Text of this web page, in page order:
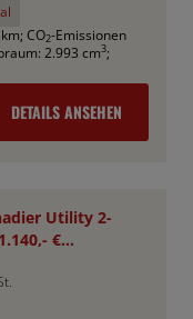
; CO2-Emissionen
2.993 cm3;
DETAILS ANSEHEN
Utility 2-
€